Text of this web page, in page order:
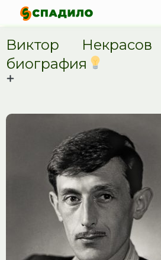
Виктор
биография